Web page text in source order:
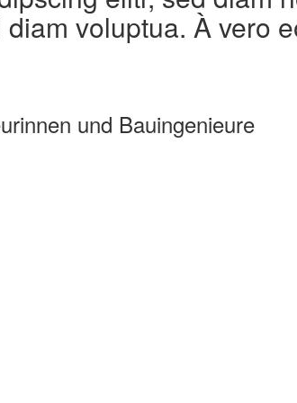
voluptua. À vero
und Bauingenieure